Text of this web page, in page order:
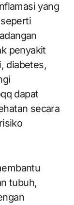
yang
penyakit
diabetes,
dapat
secara
tubuh,